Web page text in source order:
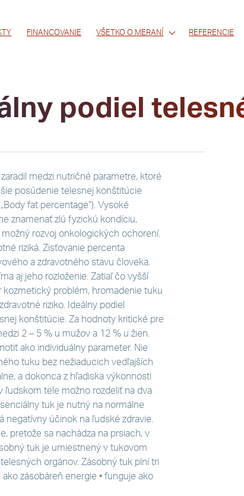
FINANCOVANIE VŠETKO O MERANÍ REFERENCIE
podiel
medzi nutričné parametre, ktoré
posúdenie telesnej konštitúcie
fat percentage“). Vysoké
znamenať zlú fyzickú kondíciu,
rozvoj onkologických ochorení.
riziká. Zisťovanie percenta
a zdravotného stavu človeka.
aj jeho rozloženie. Zatiaľ čo vyšší
kozmetický problém, hromadenie tuku
riziko. Ideálny podiel
konštitúcie. Za hodnoty kritické pre
2 – 5 % u mužov a 12 % u žien.
ako individuálny parameter. Nie
tuku bez nežiaducich vedľajších
a dokonca z hľadiska výkonnosti
ľudskom tele možno rozdeliť na dva
tuk je nutný na normálne
účinok na ľudské zdravie.
pretože sa nachádza na prsiach, v
tuk je umiestnený v tukovom
orgánov. Zásobný tuk plní tri
zásobáreň energie • funguje ako